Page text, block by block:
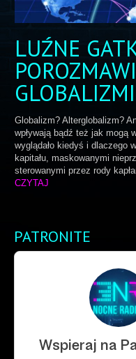
LOGOWANIE
LUŹNE
Globalizm? Alterglobalizm?
wpływają bądź też jak mogą
wyglądało kiedyś i dlaczego
kapitału, maskowanymi
sterowanymi przez rody
CZYTAJ
PATRONITE